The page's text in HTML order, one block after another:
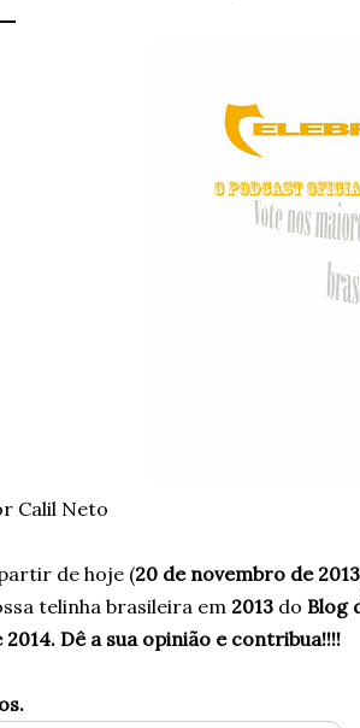
Calil Neto
de hoje (20 de novembro de 2013
telinha brasileira em 2013 do Blog
2014. Dê a sua opinião e contribua!!!!